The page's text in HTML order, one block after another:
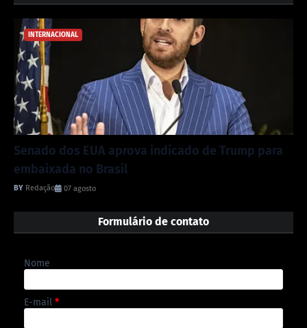
INTERNACIONAL
Senado dos EUA aprova indicado de Trump para
embaixada no Brasil
Redação 07 agosto
Formulário de contato
Nome
E-mail *